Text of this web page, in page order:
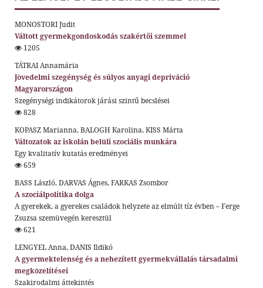
MONOSTORI Judit
Váltott gyermekgondoskodás szakértői szemmel
1205
TÁTRAI Annamária
Jövedelmi szegénység és súlyos anyagi depriváció
Magyarországon
Szegénységi indikátorok járási szintű becslései
828
KOPASZ Marianna, BALOGH Karolina, KISS Márta
Változatok az iskolán belüli szociális munkára
Egy kvalitatív kutatás eredményei
659
BASS László, DARVAS Ágnes, FARKAS Zsombor
A szociálpolitika dolga
A gyerekek, a gyerekes családok helyzete az elmúlt tíz évben – Ferge
Zsuzsa szemüvegén keresztül
621
LENGYEL Anna, DANIS Ildikó
A gyermektelenség és a nehezített gyermekvállalás társadalmi
megközelítései
Szakirodalmi áttekintés